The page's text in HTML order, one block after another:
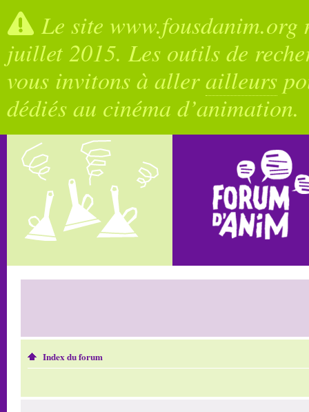
Le site
juillet 2015. Les outils de
vous invitons à allerailleurs
dédiés au cinéma d’animation.
Index du forum